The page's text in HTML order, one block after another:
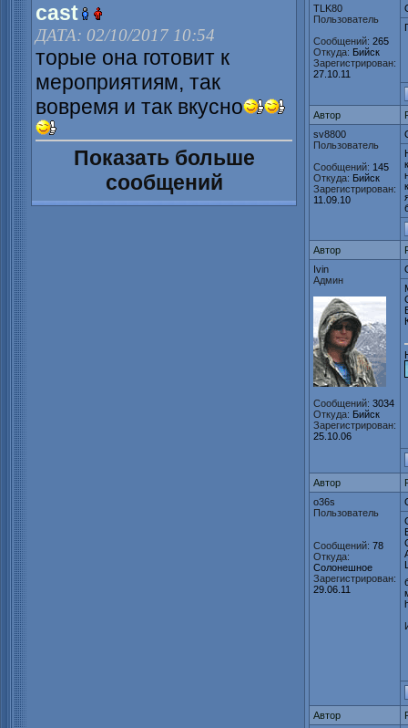
cast
ДАТА: 02/10/2017 10:54
торые она готовит к
мероприятиям, так
вовремя и так вкусно
Показать больше
сообщений
TLK80
Пользователь
Сообщений: 265
Откуда: Бийск
Зарегистрирован:
27.10.11
Автор
sv8800
Пользователь
Сообщений: 145
Откуда: Бийск
Зарегистрирован:
11.09.10
Автор
Ivin
Админ
Сообщений: 3034
Откуда: Бийск
Зарегистрирован:
25.10.06
Автор
o36s
Пользователь
Сообщений: 78
Откуда:
Солонешное
Зарегистрирован:
29.06.11
Автор